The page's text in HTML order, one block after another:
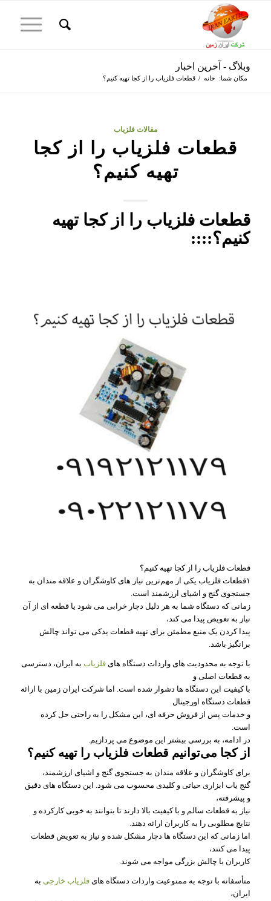
وبلاگ - آخرین اخبار
مکان شما: خانه / قطعات فلزیاب را از کجا تهیه کنیم؟
مقالات فلزیاب
قطعات فلزیاب را از کجا
تهیه کنیم؟
قطعات فلزیاب را از کجا تهیه
کنیم؟::::
قطعات فلزیاب را از کجا تهیه کنیم؟
۱قطعات فلزیاب یکی از مهم‌ترین نیاز های کاوشگران و علاقه‌ مندان به
جستجوی گنج و اشیای ارزشمند است.
زمانی که دستگاه شما به هر دلیل دچار خرابی می‌ شود یا قطعه‌ ای از آن
نیاز به تعویض پیدا می‌ کند،
پیدا کردن یک منبع مطمئن برای تهیه قطعات یدکی می‌ تواند چالش‌
برانگیز باشد.
با توجه به محدودیت‌ های واردات دستگاه‌ های فلزیاببه ایران، دسترسی
به قطعات اصلی و
با کیفیت این دستگاه‌ ها دشوار شده است. اما شرکت ایران زمین با ارائه
قطعات دستگاه اورجینال
و خدمات پس از فروش حرفه‌ ای، این مشکل را به راحتی حل کرده
است.
در ادامه، به بررسی بیشتر این موضوع می‌ پردازیم.
از کجا می‌توانیم قطعات فلزیاب را تهیه کنیم؟
برای کاوشگران و علاقه‌ مندان به جستجوی گنج و اشیای ارزشمند،
گنج یاب ابزاری حیاتی و کلیدی محسوب می‌ شود. این دستگاه‌ های دقیق
و پیشرفته،
نیاز به قطعات سالم و با کیفیت بالا دارند تا بتوانند به خوبی کارکرده و
نتایج مطلوبی را به کاربران ارائه دهند.
اما زمانی که این دستگاه‌ ها دچار مشکل شده و نیاز به تعویض قطعات
پیدا می‌ کنند،
کاربران با چالش بزرگی مواجه می‌ شوند.
متأسفانه با توجه به ممنوعیت واردات دستگاه‌ های فلزیاب خارجیبه
ایران،